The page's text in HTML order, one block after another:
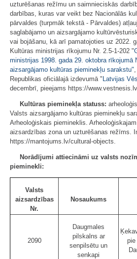
uzturēšanas režīmu un saimnieciskās
darbības, kuras var veikt bez Nacionālās
pārvaldes (turpmāk tekstā - Pārvaldes)
saglabājamo un aizsargājamo
vai bojāšanu, kā arī pamatojoties uz 2022.
Kultūras ministrijas rīkojumu Nr. 2.5-1-202 "
ministrijas 1998. gada 29. oktobra rīkojumā
aizsargājamo kultūras pieminekļu sarakstu"
Republikas oficiālajā izdevumā " Latvijas
decembrī, pieejams https://
Kultūras pieminekļa statuss:
Valsts aizsargājamo kultūras pieminekļu
Arheoloģiskais piemineklis.
aizsardzības zona un uzturēšanas režīms.
https://mantojums.lv/cultural-objects.
Norādījumi attiecināmi uz valsts
pieminekli:
Valsts
aizsardzības
Nr.
Nosaukums
2090
Daugmales
pilskalns ar
senpilsētu un
senkapi